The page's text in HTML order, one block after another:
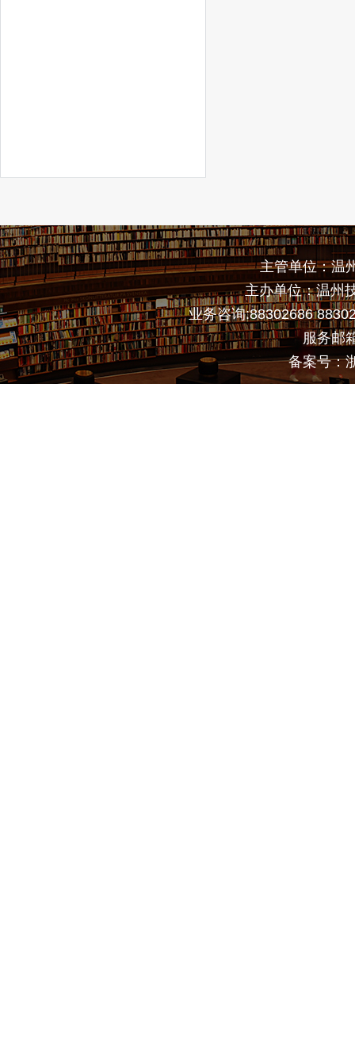
主管单位：温
主办单位：温州
业务咨询:88302686
服务邮
备案号：